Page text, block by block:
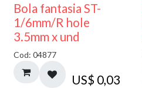
Bola fantasia ST-
1/6mm/R hole
3.5mm x und
Cod: 04877
US$ 0,03